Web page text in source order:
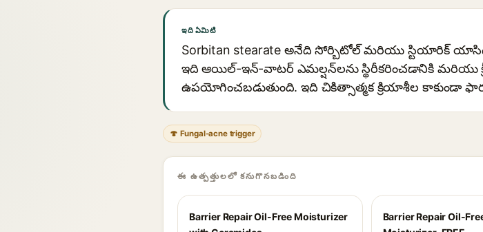
ఇది ఏమిటి
Sorbitan stearate అనేది సోర్బిటోల్ మరియు స్టియారిక్
ఇది ఆయిల్-ఇన్-వాటర్ ఎమల్షన్‌లను స్థిరీకరించడానికి
ఉపయోగించబడుతుంది. ఇది చికిత్సాత్మక క్రియాశీల కాకుండా
🍄 Fungal-acne trigger
ఈ ఉత్పత్తులలో కనుగొనబడింది
Barrier Repair Oil-Free Moisturizer
Barrier Repair Oil-